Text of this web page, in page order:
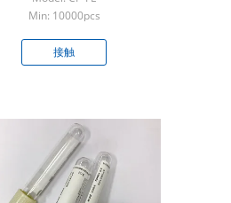
Min: 10000pcs
接触